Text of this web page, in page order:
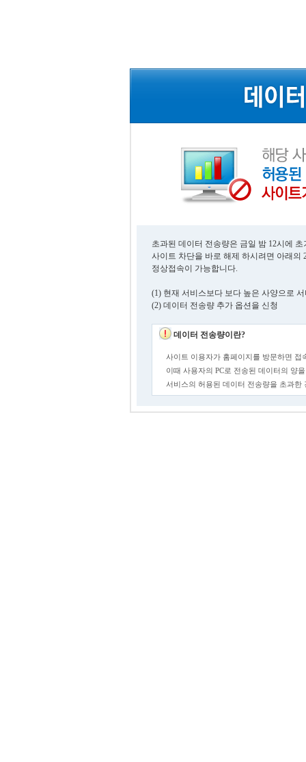
초과된 데이터 전송량은 금일 밤 12시에
사이트 차단을 바로 해제 하시려면 아래의
정상접속이 가능합니다.
(1) 현재 서비스보다 보다 높은 사양으로
(2) 데이터 전송량 추가 옵션을 신청
데이터 전송량이란?
사이트 이용자가 홈페이지를 방문하면 접
이때 사용자의 PC로 전송된 데이터의 양
서비스의 허용된 데이터 전송량을 초과